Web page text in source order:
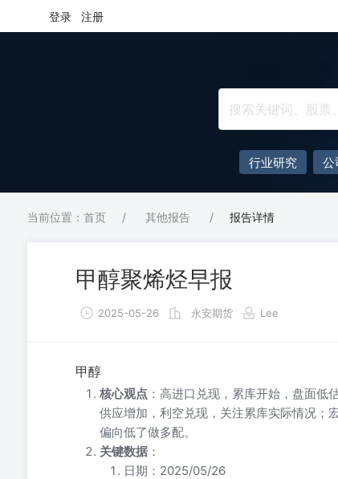
登录 注册
行业研究 公
当前位置：首页 / 其他报告 / 报告详情
甲醇聚烯烃早报
2025-05-26 永安期货 Lee
甲醇
核心观点 ：高进口兑现，累库开始，盘面低
供应增加，利空兑现，关注累库实际情况；
偏向低了做多配。
关键数据 ：
日期：2025/05/26